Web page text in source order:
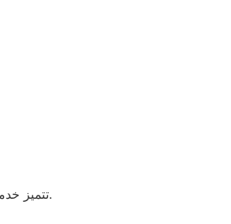
تتميز خدمات صيانة دايو مصر في مصر بالاحترافية والجودة العالية، حيث يمكن للعملاء الوثوق بأن أجهزتهم في أيدي ذوي الخبرة والكفاءة.